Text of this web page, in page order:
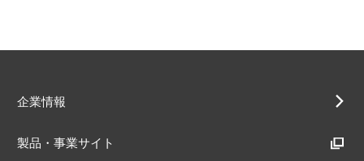
企業情報
製品・事業サイト